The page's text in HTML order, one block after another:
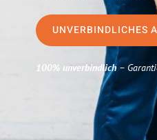
UNVERBINDLICHES
100% unverbindlich–